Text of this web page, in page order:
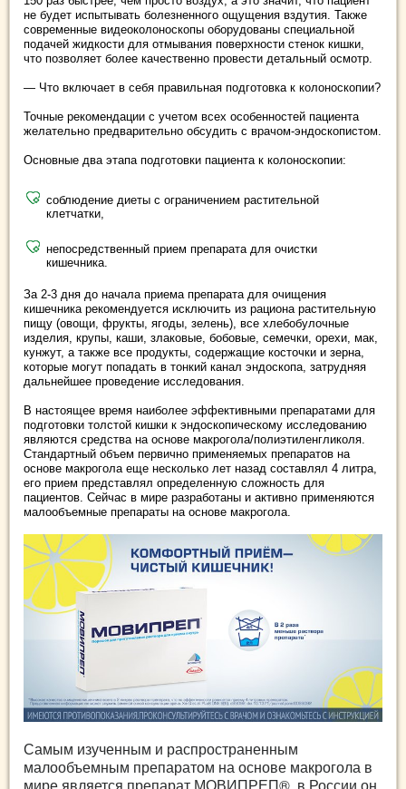
не будет испытывать болезненного ощущения вздутия. Также
современные видеоколоноскопы оборудованы специальной
подачей жидкости для отмывания поверхности стенок кишки,
что позволяет более качественно провести детальный осмотр.
— Что включает в себя правильная подготовка к колоноскопии?
Точные рекомендации с учетом всех особенностей пациента
желательно предварительно обсудить с врачом-эндоскопистом.
Основные два этапа подготовки пациента к колоноскопии:
соблюдение диеты с ограничением растительной
клетчатки,
непосредственный прием препарата для очистки
кишечника.
За 2-3 дня до начала приема препарата для очищения
кишечника рекомендуется исключить из рациона растительную
пищу (овощи, фрукты, ягоды, зелень), все хлебобулочные
изделия, крупы, каши, злаковые, бобовые, семечки, орехи, мак,
кунжут, а также все продукты, содержащие косточки и зерна,
которые могут попадать в тонкий канал эндоскопа, затрудняя
дальнейшее проведение исследования.
В настоящее время наиболее эффективными препаратами для
подготовки толстой кишки к эндоскопическому исследованию
являются средства на основе макрогола/полиэтиленгликоля.
Стандартный объем первично применяемых препаратов на
основе макрогола еще несколько лет назад составлял 4 литра,
его прием представлял определенную сложность для
пациентов. Сейчас в мире разработаны и активно применяются
малообъемные препараты на основе макрогола.
Самым изученным и распространенным
малообъемным препаратом на основе макрогола в